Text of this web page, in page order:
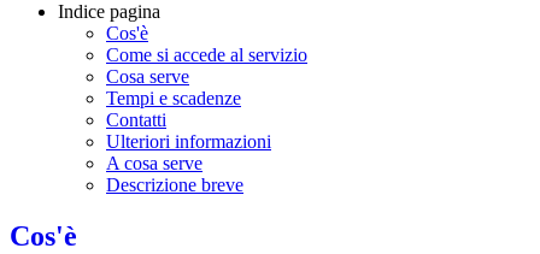
Indice pagina
Cos'è
Come si accede al servizio
Cosa serve
Tempi e scadenze
Contatti
Ulteriori informazioni
A cosa serve
Descrizione breve
Cos'è